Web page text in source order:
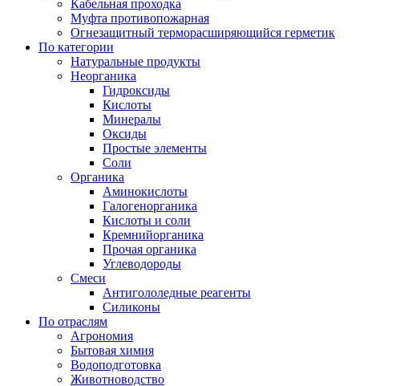
Кабельная проходка
Муфта противопожарная
Огнезащитный терморасширяющийся герметик
По категории
Натуральные продукты
Неорганика
Гидроксиды
Кислоты
Минералы
Оксиды
Простые элементы
Соли
Органика
Аминокислоты
Галогенорганика
Кислоты и соли
Кремнийорганика
Прочая органика
Углеводороды
Смеси
Антигололедные реагенты
Силиконы
По отраслям
Агрономия
Бытовая химия
Водоподготовка
Животноводство